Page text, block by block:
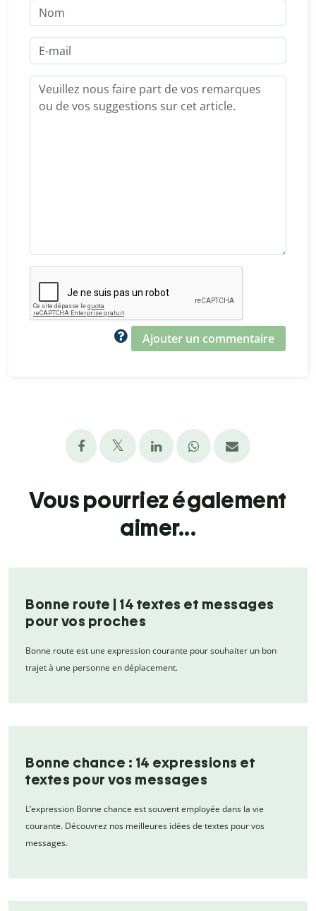
Ajouter un commentaire
Vous pourriez également
aimer...
Bonne route | 14 textes et messages
pour vos proches
Bonne route est une expression courante pour souhaiter un bon
trajet à une personne en déplacement.
Bonne chance : 14 expressions et
textes pour vos messages
L’expression Bonne chance est souvent employée dans la vie
courante. Découvrez nos meilleures idées de textes pour vos
messages.